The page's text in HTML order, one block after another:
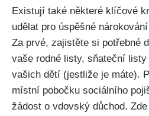
Existují také některé klíčové
udělat pro úspěšné
Za prvé, zajistěte si potřebné
vaše rodné listy, sňateční
vašich dětí (jestliže je máte).
místní pobočku sociálního
žádost o vdovský důchod.